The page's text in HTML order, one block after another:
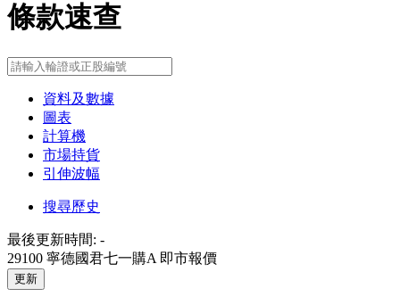
條款速查
資料及數據
圖表
計算機
市場持貨
引伸波幅
搜尋歷史
最後更新時間: -
29100 寧德國君七一購A 即市報價
更新